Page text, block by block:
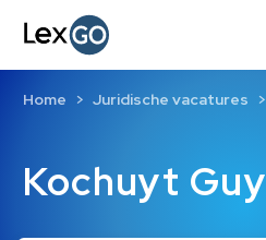
Kochuyt Guy
Home Juridische vacatures